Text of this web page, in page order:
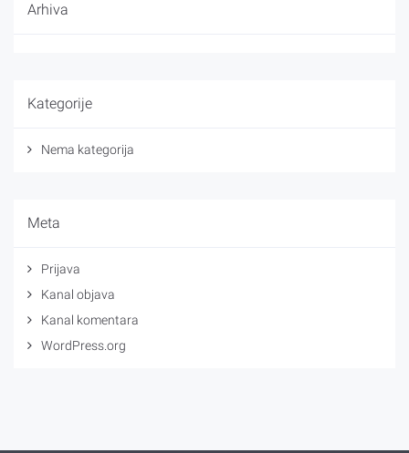
Arhiva
Kategorije
Nema kategorija
Meta
Prijava
Kanal objava
Kanal komentara
WordPress.org